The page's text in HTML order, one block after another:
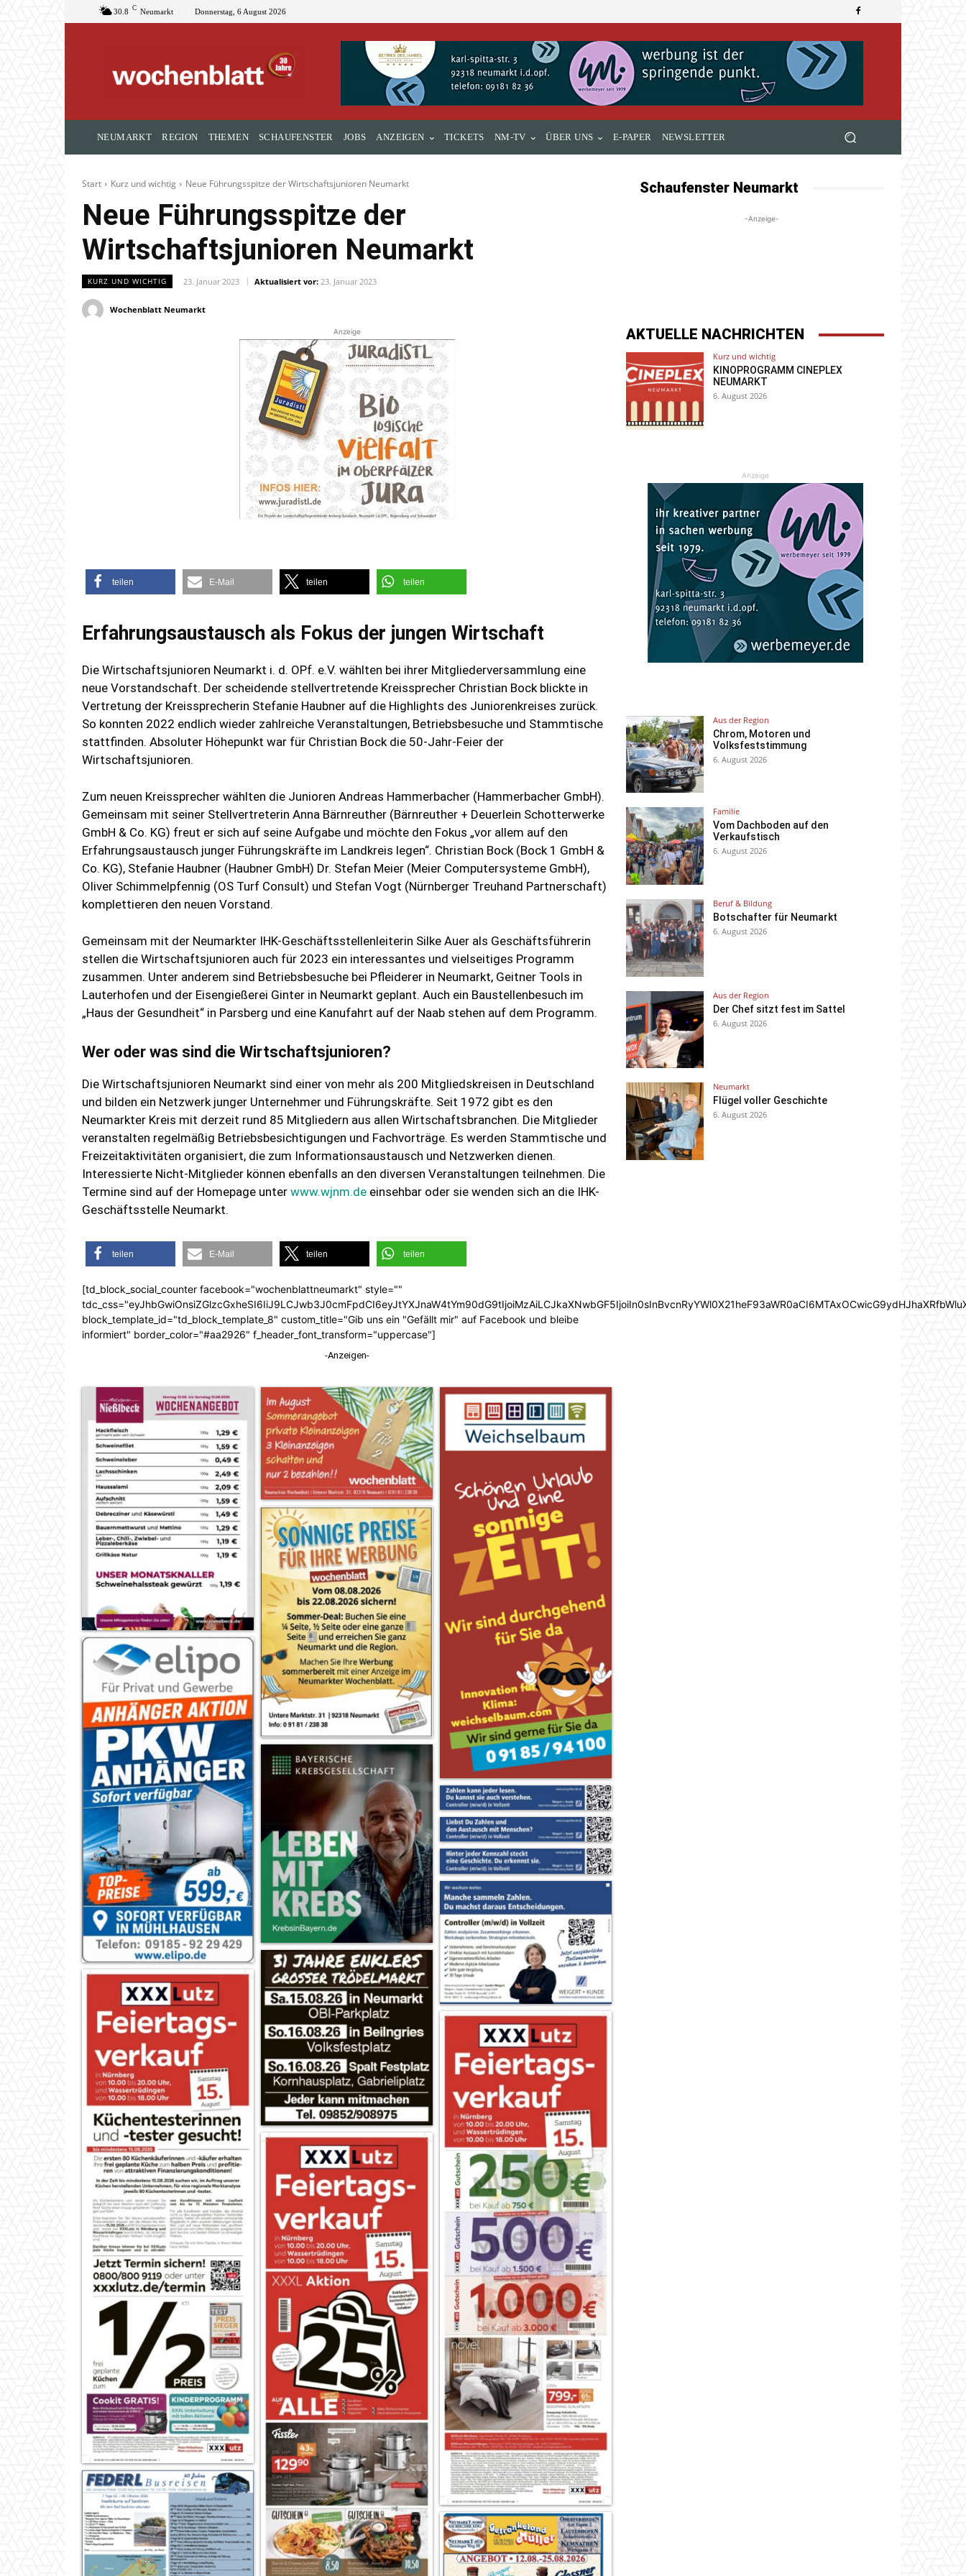
30.8 C Neumarkt Donnerstag, 6 August 2026
NEUMARKT REGION THEMEN SCHAUFENSTER JOBS ANZEIGEN TICKETS NM-TV ÜBER UNS E-PAPER NEWSLETTER
Start Kurz und wichtig Neue Führungsspitze der Wirtschaftsjunioren Neumarkt
Neue Führungsspitze der
Wirtschaftsjunioren Neumarkt
KURZ UND WICHTIG 23. Januar 2023 Aktualisiert vor: 23. Januar 2023
Wochenblatt Neumarkt
Schaufenster Neumarkt
-Anzeige-
Anzeige
teilen E-Mail teilen teilen
Erfahrungsaustausch als Fokus der jungen Wirtschaft
Die Wirtschaftsjunioren Neumarkt i. d. OPf. e.V. wählten bei ihrer Mitgliederversammlung eine
neue Vorstandschaft. Der scheidende stellvertretende Kreissprecher Christian Bock blickte in
Vertretung der Kreissprecherin Stefanie Haubner auf die Highlights des Juniorenkreises zurück.
So konnten 2022 endlich wieder zahlreiche Veranstaltungen, Betriebsbesuche und Stammtische
stattfinden. Absoluter Höhepunkt war für Christian Bock die 50-Jahr-Feier der
Wirtschaftsjunioren.
Zum neuen Kreissprecher wählten die Junioren Andreas Hammerbacher (Hammerbacher GmbH).
Gemeinsam mit seiner Stellvertreterin Anna Bärnreuther (Bärnreuther + Deuerlein Schotterwerke
GmbH & Co. KG) freut er sich auf seine Aufgabe und möchte den Fokus „vor allem auf den
Erfahrungsaustausch junger Führungskräfte im Landkreis legen“. Christian Bock (Bock 1 GmbH &
Co. KG), Stefanie Haubner (Haubner GmbH) Dr. Stefan Meier (Meier Computersysteme GmbH),
Oliver Schimmelpfennig (OS Turf Consult) und Stefan Vogt (Nürnberger Treuhand Partnerschaft)
komplettieren den neuen Vorstand.
Gemeinsam mit der Neumarkter IHK-Geschäftsstellenleiterin Silke Auer als Geschäftsführerin
stellen die Wirtschaftsjunioren auch für 2023 ein interessantes und vielseitiges Programm
zusammen. Unter anderem sind Betriebsbesuche bei Pfleiderer in Neumarkt, Geitner Tools in
Lauterhofen und der Eisengießerei Ginter in Neumarkt geplant. Auch ein Baustellenbesuch im
„Haus der Gesundheit“ in Parsberg und eine Kanufahrt auf der Naab stehen auf dem Programm.
Wer oder was sind die Wirtschaftsjunioren?
Die Wirtschaftsjunioren Neumarkt sind einer von mehr als 200 Mitgliedskreisen in Deutschland
und bilden ein Netzwerk junger Unternehmer und Führungskräfte. Seit 1972 gibt es den
Neumarkter Kreis mit derzeit rund 85 Mitgliedern aus allen Wirtschaftsbranchen. Die Mitglieder
veranstalten regelmäßig Betriebsbesichtigungen und Fachvorträge. Es werden Stammtische und
Freizeitaktivitäten organisiert, die zum Informationsaustausch und Netzwerken dienen.
Interessierte Nicht-Mitglieder können ebenfalls an den diversen Veranstaltungen teilnehmen. Die
Termine sind auf der Homepage unter www.wjnm.de einsehbar oder sie wenden sich an die IHK-
Geschäftsstelle Neumarkt.
teilen E-Mail teilen teilen
[td_block_social_counter facebook="wochenblattneumarkt" style=""
block_template_id="td_block_template_8" custom_title="Gib uns ein "Gefällt mir" auf Facebook und bleibe
informiert" border_color="#aa2926" f_header_font_transform="uppercase"]
-Anzeigen-
AKTUELLE NACHRICHTEN
Kurz und wichtig
KINOPROGRAMM CINEPLEX
NEUMARKT
6. August 2026
Anzeige
Aus der Region
Chrom, Motoren und
Volksfeststimmung
6. August 2026
Familie
Vom Dachboden auf den
Verkaufstisch
6. August 2026
Beruf & Bildung
Botschafter für Neumarkt
6. August 2026
Aus der Region
Der Chef sitzt fest im Sattel
6. August 2026
Neumarkt
Flügel voller Geschichte
6. August 2026